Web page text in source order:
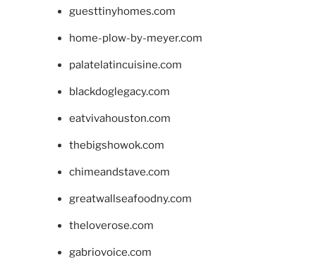
guesttinyhomes.com
home-plow-by-meyer.com
palatelatincuisine.com
blackdoglegacy.com
eatvivahouston.com
thebigshowok.com
chimeandstave.com
greatwallseafoodny.com
theloverose.com
gabriovoice.com